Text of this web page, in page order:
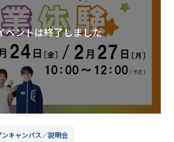
ベントは終了しました
ンキャンパス／説明会